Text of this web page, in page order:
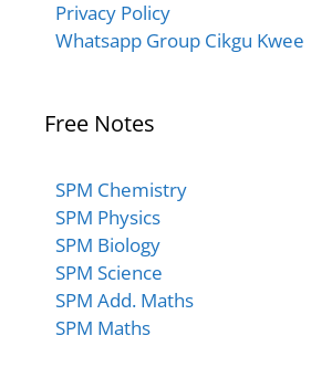
Privacy Policy
Whatsapp Group Cikgu Kwee
Free Notes
SPM Chemistry
SPM Physics
SPM Biology
SPM Science
SPM Add. Maths
SPM Maths